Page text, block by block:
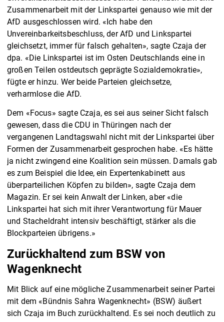
Zusammenarbeit mit der Linkspartei genauso wie mit der
AfD ausgeschlossen wird. «Ich habe den
Unvereinbarkeitsbeschluss, der AfD und Linkspartei
gleichsetzt, immer für falsch gehalten», sagte Czaja der
dpa. «Die Linkspartei ist im Osten Deutschlands eine in
großen Teilen ostdeutsch geprägte Sozialdemokratie»,
fügte er hinzu. Wer beide Parteien gleichsetze,
verharmlose die AfD.
Dem «Focus» sagte Czaja, es sei aus seiner Sicht falsch
gewesen, dass die CDU in Thüringen nach der
vergangenen Landtagswahl nicht mit der Linkspartei über
Formen der Zusammenarbeit gesprochen habe. «Es hätte
ja nicht zwingend eine Koalition sein müssen. Damals gab
es zum Beispiel die Idee, ein Expertenkabinett aus
überparteilichen Köpfen zu bilden», sagte Czaja dem
Magazin. Er sei kein Anwalt der Linken, aber «die
Linkspartei hat sich mit ihrer Verantwortung für Mauer
und Stacheldraht intensiv beschäftigt, stärker als die
Blockparteien übrigens.»
Zurückhaltend zum BSW von
Wagenknecht
Mit Blick auf eine mögliche Zusammenarbeit seiner Partei
mit dem «Bündnis Sahra Wagenknecht» (BSW) äußert
sich Czaja im Buch zurückhaltend. Es sei noch deutlich zu